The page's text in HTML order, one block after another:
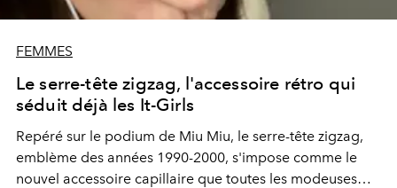
FEMMES
Le serre-tête zigzag, l'accessoire rétro qui
séduit déjà les It-Girls
Repéré sur le podium de Miu Miu, le serre-tête zigzag,
emblème des années 1990-2000, s'impose comme le
nouvel accessoire capillaire que toutes les modeuses